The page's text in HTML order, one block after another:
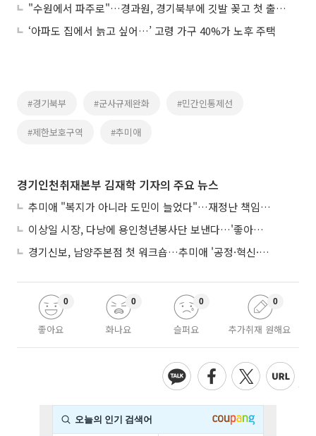
"수원에서 파주로"…경과원, 경기북부에 깃발 꽂고 첫 출근은 봉사활동이었다
‘아파도 집에서 늙고 싶어…’ 고령 가구 40%가 노후 주택
#경기북부 #군사규제완화 #민간인통제선
#제한보호구역 #추미애
경기인천취재본부 김재학 기자의 주요 뉴스
추미애 "복지가 아니라 도민이 늘었다"…재정난 책임론 정면돌파
이상일 시장, 다낭에 용인청년봉사단 보낸다…'좋아용 거리' 만든다
경기신보, 남양주본점 첫 워크숍…추미애 '공정·혁신·포용' 전면 반영
좋아요
0
화나요
0
슬퍼요
0
추가취재 원해요
0